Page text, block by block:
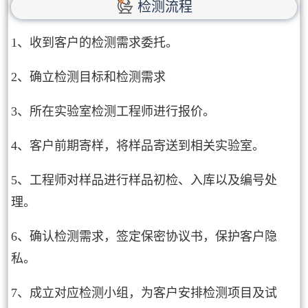
检测流程
1、收到客户的检测需求委托。
2、确立检测目标和检测需求
3、所在实验室检测工程师进行报价。
4、客户前期寄样，将样品寄送到相关实验室。
5、工程师对样品进行样品初检、入库以及编号处
理。
6、确认检测需求，签定保密协议书，保护客户隐
私。
7、成立对应检测小组，为客户安排检测项目及试